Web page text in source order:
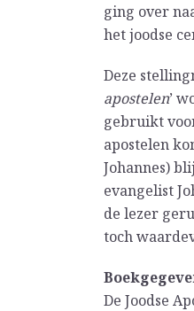
ging over
het joodse
Deze
apostelen’
gebruikt
apostelen
Johannes)
evangelist
de lezer
toch
De Joodse